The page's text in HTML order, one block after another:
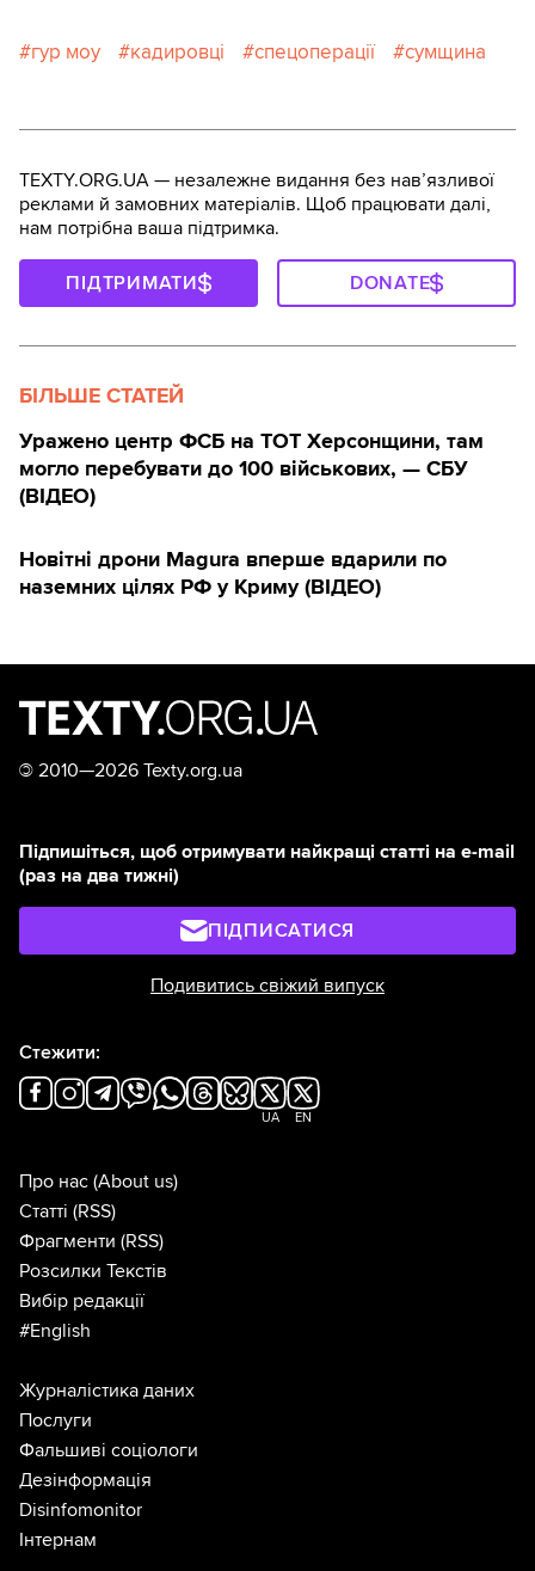
гур моу кадировці спецоперації сумщина
TEXTY.ORG.UA — незалежне видання без навʼязливої
реклами й замовних матеріалів. Щоб працювати далі,
нам потрібна ваша підтримка.
ПІДТРИМАТИ DONATE
БІЛЬШЕ СТАТЕЙ
Уражено центр ФСБ на ТОТ Херсонщини, там
могло перебувати до 100 військових, — СБУ
(ВIДЕО)
Новітні дрони Magura вперше вдарили по
наземних цілях РФ у Криму (ВІДЕО)
© 2010—2026 Texty.org.ua
Підпишіться, щоб отримувати найкращі статті на e-mail
(раз на два тижні)
ПІДПИСАТИСЯ
Подивитись свіжий випуск
Стежити:
UA EN
Про нас (About us)
Статті (RSS)
Фрагменти (RSS)
Розсилки Текстів
Вибір редакції
#English
Журналістика даних
Послуги
Фальшиві соціологи
Дезінформація
Disinfomonitor
Інтернам